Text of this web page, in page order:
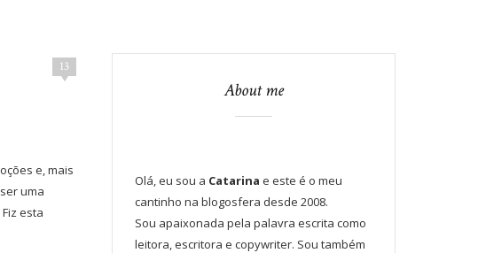
13
e, mais
uma
esta
About me
Olá, eu sou a Catarina e este é o meu
cantinho na blogosfera desde 2008.
Sou apaixonada pela palavra escrita como
leitora, escritora e copywriter. Sou também